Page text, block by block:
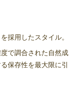
採用したスタイル。
で調合された自然成
保存性を最大限に引